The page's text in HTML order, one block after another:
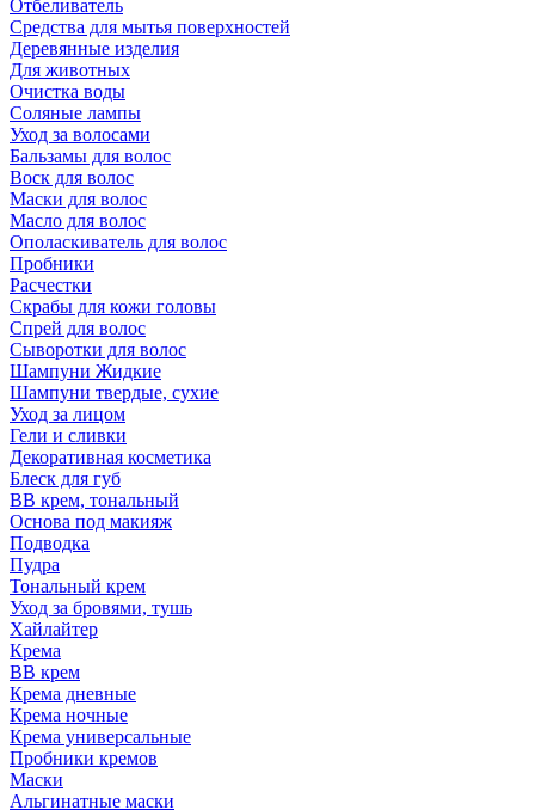
Отбеливатель
Средства для мытья поверхностей
Деревянные изделия
Для животных
Очистка воды
Соляные лампы
Уход за волосами
Бальзамы для волос
Воск для волос
Маски для волос
Масло для волос
Ополаскиватель для волос
Пробники
Расчестки
Скрабы для кожи головы
Спрей для волос
Сыворотки для волос
Шампуни Жидкие
Шампуни твердые, сухие
Уход за лицом
Гели и сливки
Декоративная косметика
Блеск для губ
ВВ крем, тональный
Основа под макияж
Подводка
Пудра
Тональный крем
Уход за бровями, тушь
Хайлайтер
Крема
ВВ крем
Крема дневные
Крема ночные
Крема универсальные
Пробники кремов
Маски
Альгинатные маски